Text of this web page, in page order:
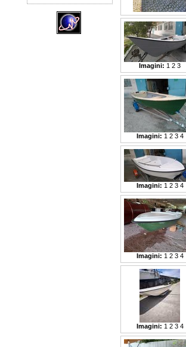
Imagini: 1 2 3
Imagini: 1 2 3 4
Imagini: 1 2 3 4
Imagini: 1 2 3 4
Imagini: 1 2 3 4